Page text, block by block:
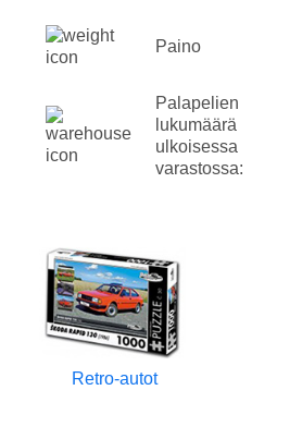
Paino
Palapelien
lukumäärä
ulkoisessa
varastossa:
Retro-autot